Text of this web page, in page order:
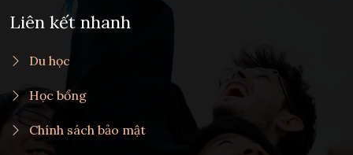
Liên kết nhanh
Du học
Học bổng
Chính sách bảo mật